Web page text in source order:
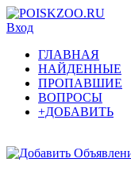
Вход
ГЛАВНАЯ
НАЙДЕННЫЕ
ПРОПАВШИЕ
ВОПРОСЫ
+ДОБАВИТЬ